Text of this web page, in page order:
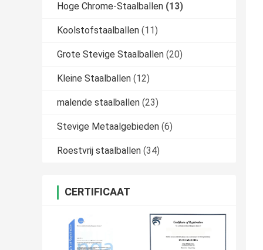
Hoge Chrome-Staalballen (13)
Koolstofstaalballen (11)
Grote Stevige Staalballen (20)
Kleine Staalballen (12)
malende staalballen (23)
Stevige Metaalgebieden (6)
Roestvrij staalballen (34)
CERTIFICAAT